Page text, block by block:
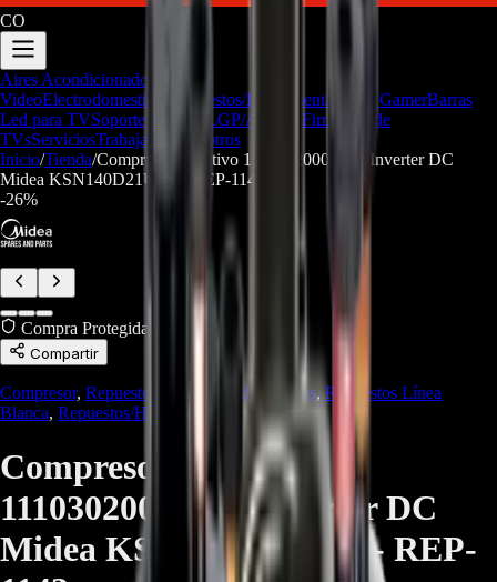
CO
Aires Acondicionados
Audio y
VideoElectrodomesticos Repuestos/Herramientas Seríe GamerBarras
Led para TVSoporte Técnico LGP/Acrilico Firmware de
TVsServiciosTrabaja con nosotros
Inicio/Tienda/Compresor Rotativo 11103020003919 Inverter DC
Midea KSN140D21UFZ - REP-1143
-26%
Compra Protegida
Compartir
Compresor, Repuestos Aires Acondicionados,Repuestos Línea
Blanca, Repuestos/Herramientas
Compresor Rotativo
11103020003919 Inverter DC
Midea KSN140D21UFZ - REP-